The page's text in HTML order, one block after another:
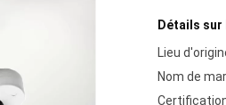
Détails
Lieu
Nom de